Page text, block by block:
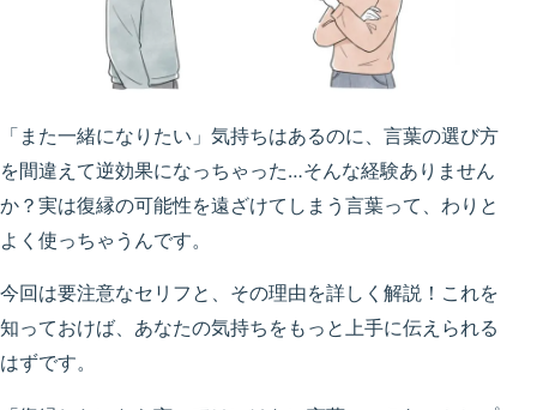
「また一緒になりたい」気持ちはあるのに、言葉の選び方
を間違えて逆効果になっちゃった…そんな経験ありません
か？実は復縁の可能性を遠ざけてしまう言葉って、わりと
よく使っちゃうんです。
今回は要注意なセリフと、その理由を詳しく解説！これを
知っておけば、あなたの気持ちをもっと上手に伝えられる
はずです。